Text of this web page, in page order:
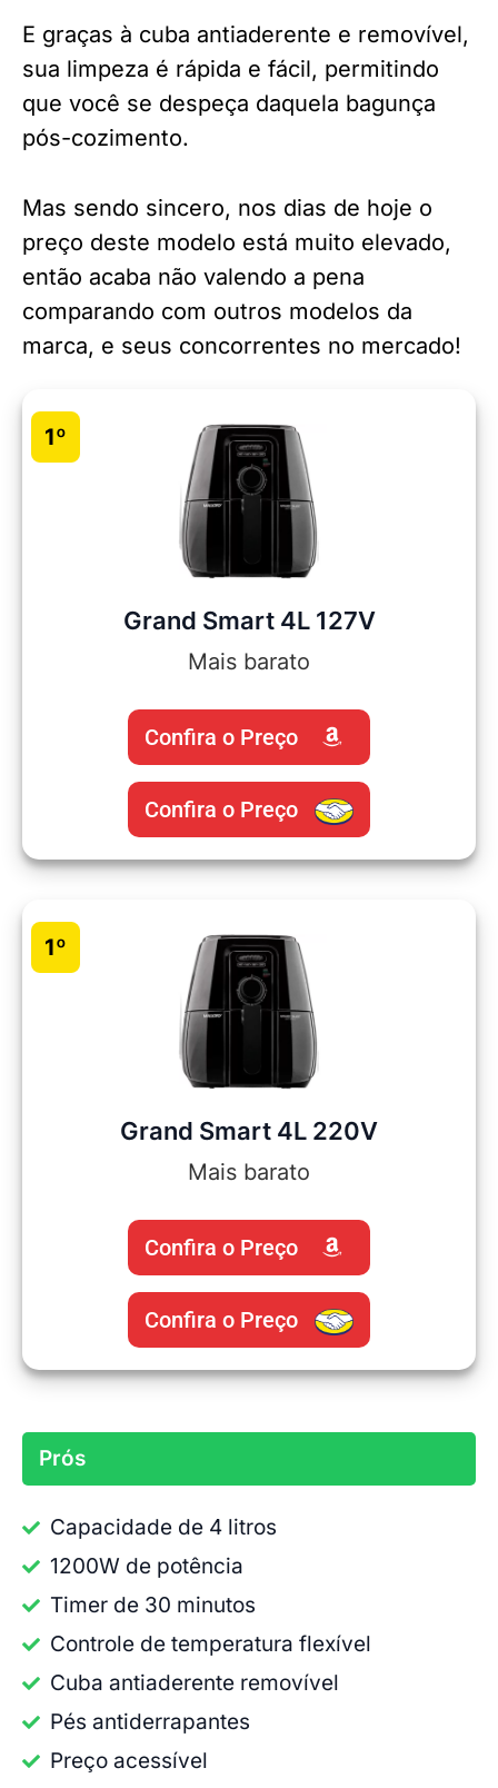
E graças à cuba antiaderente e removível,
sua limpeza é rápida e fácil, permitindo
que você se despeça daquela bagunça
pós-cozimento.
Mas sendo sincero, nos dias de hoje o
preço deste modelo está muito elevado,
então acaba não valendo a pena
comparando com outros modelos da
marca, e seus concorrentes no mercado!
1º
Grand Smart 4L 127V
Mais barato
Confira o Preço
Confira o Preço
1º
Grand Smart 4L 220V
Mais barato
Confira o Preço
Confira o Preço
Prós
Capacidade de 4 litros
1200W de potência
Timer de 30 minutos
Controle de temperatura flexível
Cuba antiaderente removível
Pés antiderrapantes
Preço acessível